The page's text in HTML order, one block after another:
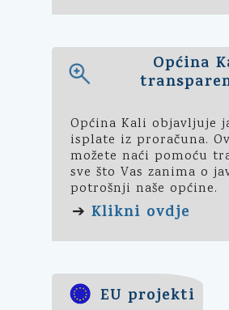
Općina
Općina Kali objavljuje
isplate iz proračuna.
možete naći pomoću
sve što Vas zanima o
potrošnji naše općine.
➔ Klikni ovdje
EU projekti